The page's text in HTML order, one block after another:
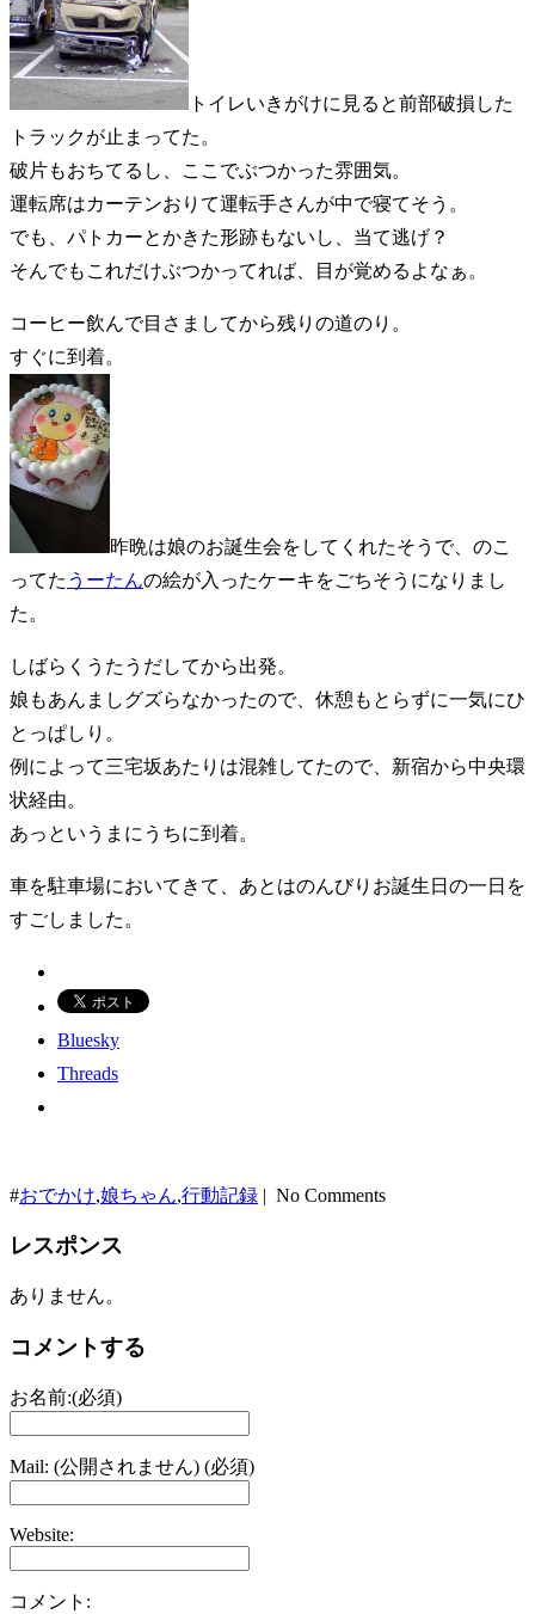
トイレいきがけに見ると前部破損した
トラックが止まってた。
破片もおちてるし、ここでぶつかった雰囲気。
運転席はカーテンおりて運転手さんが中で寝てそう。
でも、パトカーとかきた形跡もないし、当て逃げ？
そんでもこれだけぶつかってれば、目が覚めるよなぁ。
コーヒー飲んで目さましてから残りの道のり。
すぐに到着。
昨晩は娘のお誕生会をしてくれたそうで、のこ
ってた うーたんの絵が入ったケーキをごちそうになりまし
た。
しばらくうたうだしてから出発。
娘もあんましグズらなかったので、休憩もとらずに一気にひ
とっぱしり。
例によって三宅坂あたりは混雑してたので、新宿から中央環
状経由。
あっというまにうちに到着。
車を駐車場においてきて、あとはのんびりお誕生日の一日を
すごしました。
Bluesky
Threads
#おでかけ,娘ちゃん,行動記録 | No Comments
レスポンス
ありません。
コメントする
お名前:(必須)
Mail: (公開されません) (必須)
Website:
コメント: